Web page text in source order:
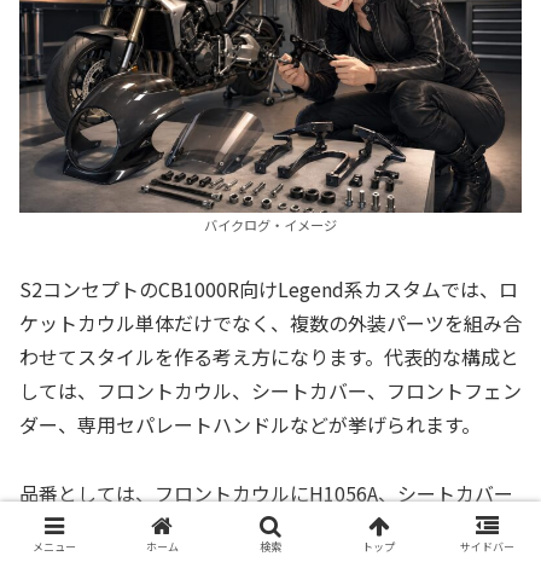
バイクログ・イメージ
S2コンセプトのCB1000R向けLegend系カスタムでは、ロ
ケットカウル単体だけでなく、複数の外装パーツを組み合
わせてスタイルを作る考え方になります。代表的な構成と
しては、フロントカウル、シートカバー、フロントフェン
ダー、専用セパレートハンドルなどが挙げられます。
品番としては、フロントカウルにH1056A、シートカバー
にH1055、フロントフェンダーにH1057A、専用セパレー
メニュー ホーム 検索 トップ サイドバー